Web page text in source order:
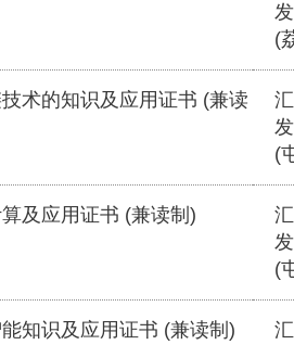
(
术的知识及应用证书 (兼读
(
及应用证书 (兼读制)
(
知识及应用证书 (兼读制)